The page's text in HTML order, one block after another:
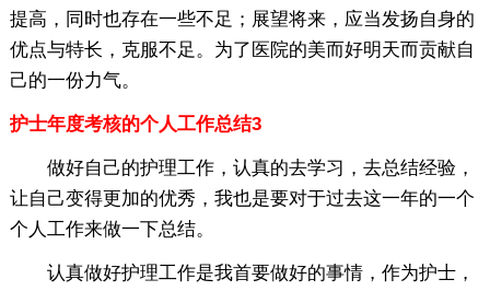
提高，同时也存在一些不足；展望将来，应当发扬自身的
优点与特长，克服不足。为了医院的美而好明天而贡献自
己的一份力气。
护士年度考核的个人工作总结3
做好自己的护理工作，认真的去学习，去总结经验，
让自己变得更加的优秀，我也是要对于过去这一年的一个
个人工作来做一下总结。
认真做好护理工作是我首要做好的事情，作为护士，